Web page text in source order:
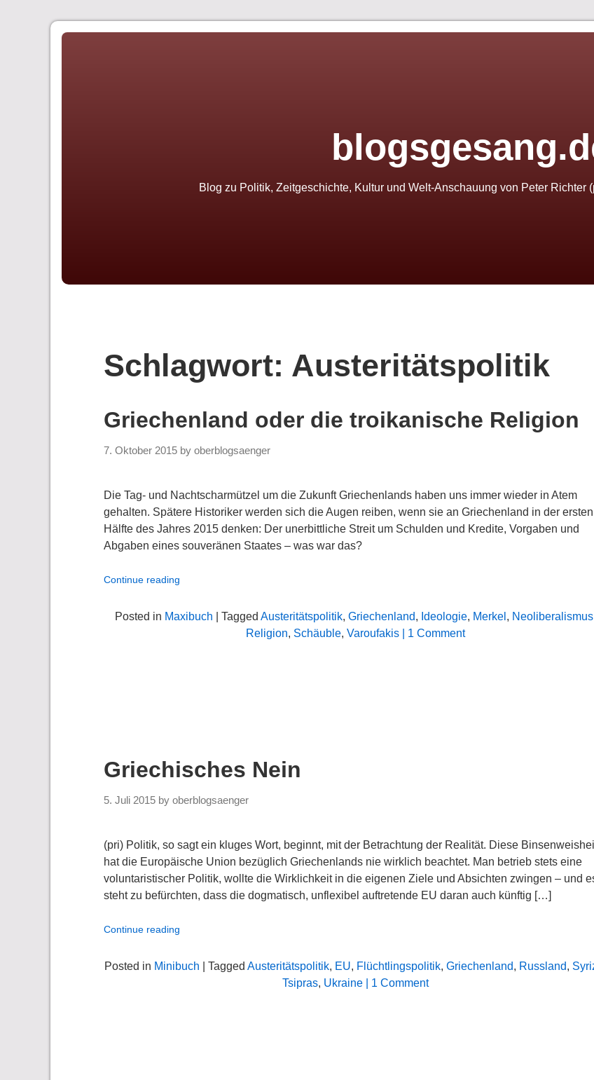
Skip
Blog zu Politik, Zeitgeschichte, Kultur und Welt-Anschauung von Peter Richter
Schlagwort: Austeritätspolitik
Griechenland oder die troikanische Religion
7. Oktober 2015 by oberblogsaenger
Die Tag- und Nachtscharmützel um die Zukunft Griechenlands haben uns immer wieder in Atem
gehalten. Spätere Historiker werden sich die Augen reiben, wenn sie an Griechenland in der ersten
Hälfte des Jahres 2015 denken: Der unerbittliche Streit um Schulden und Kredite, Vorgaben und
Abgaben eines souveränen Staates – was war das?
Continue reading
Posted in Maxibuch | Tagged Austeritätspolitik, Griechenland, Ideologie, Merkel , Neoliberalismus
Religion, Schäuble, Varoufakis| 1 Comment
Griechisches Nein
5. Juli 2015 by oberblogsaenger
(pri) Politik, so sagt ein kluges Wort, beginnt, mit der Betrachtung der Realität. Diese
hat die Europäische Union bezüglich Griechenlands nie wirklich beachtet. Man betrieb stets eine
voluntaristischer Politik, wollte die Wirklichkeit in die eigenen Ziele und Absichten zwingen – und
steht zu befürchten, dass die dogmatisch, unflexibel auftretende EU daran auch künftig […]
Continue reading
Posted in Minibuch | Tagged Austeritätspolitik, EU, Flüchtlingspolitik, Griechenland, Russland,
Tsipras, Ukraine| 1 Comment